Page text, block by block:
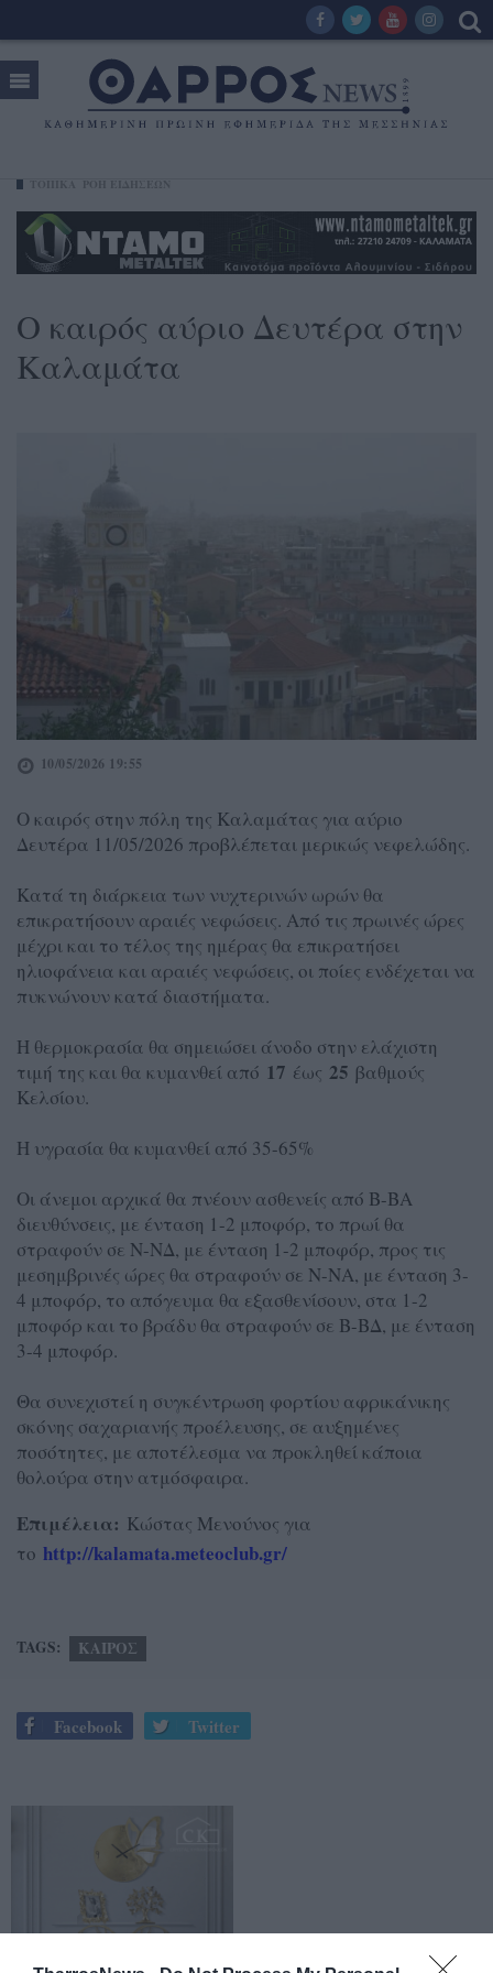
Ο καιρός αύριο Δευτέρα στην
Καλαμάτα
10/05/2026 19:55
Ο καιρός στην πόλη της Καλαμάτας για αύριο
Δευτέρα 11/05/2026 προβλέπεται μερικώς νεφελώδης.
Κατά τη διάρκεια των νυχτερινών ωρών θα
επικρατήσουν αραιές νεφώσεις. Από τις πρωινές ώρες
μέχρι και το τέλος της ημέρας θα επικρατήσει
ηλιοφάνεια και αραιές νεφώσεις, οι ποίες ενδέχεται να
πυκνώνουν κατά διαστήματα.
Η θερμοκρασία θα σημειώσει άνοδο στην ελάχιστη
τιμή της και θα κυμανθεί από 17 έως 25 βαθμούς
Κελσίου.
Η υγρασία θα κυμανθεί από 35-65%
Οι άνεμοι αρχικά θα πνέουν ασθενείς από Β-ΒΑ
διευθύνσεις, με ένταση 1-2 μποφόρ, το πρωί θα
στραφούν σε Ν-ΝΔ, με ένταση 1-2 μποφόρ, προς τις
μεσημβρινές ώρες θα στραφούν σε Ν-ΝΑ, με ένταση 3-
4 μποφόρ, το απόγευμα θα εξασθενίσουν, στα 1-2
μποφόρ και το βράδυ θα στραφούν σε Β-ΒΔ, με ένταση
3-4 μποφόρ.
Θα συνεχιστεί η συγκέντρωση φορτίου αφρικάνικης
σκόνης σαχαριανής προέλευσης, σε αυξημένες
ποσότητες, με αποτέλεσμα να προκληθεί κάποια
θολούρα στην ατμόσφαιρα.
Επιμέλεια: Κώστας Μενούνος για
το http://kalamata.meteoclub.gr/
TAGS: ΚΑΙΡΟΣ
Facebook Twitter